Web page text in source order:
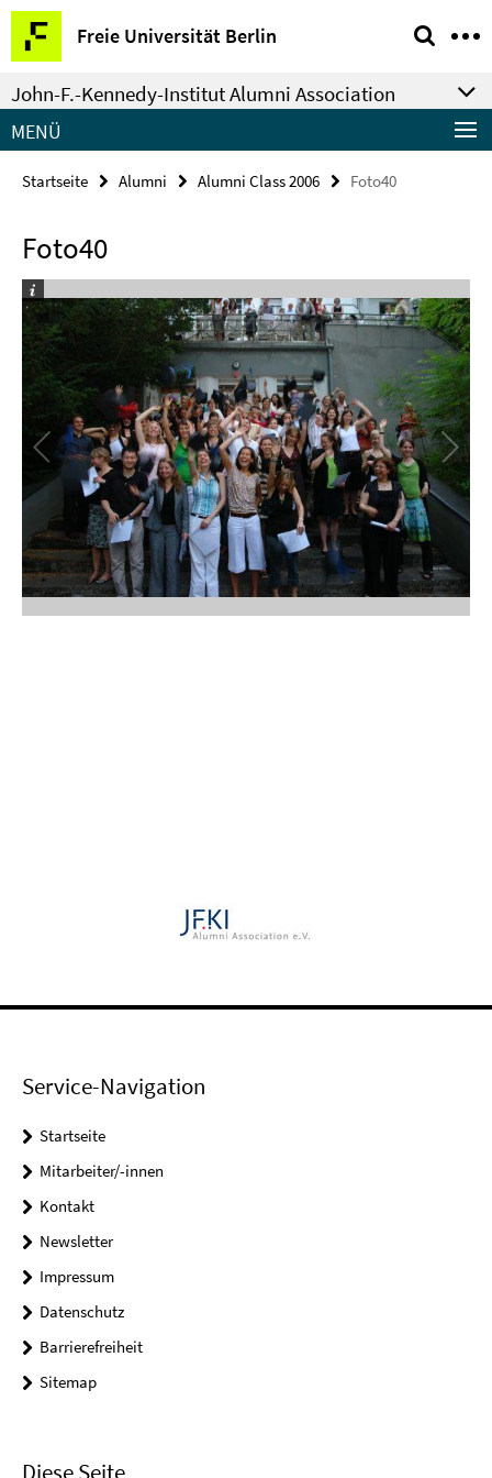
Springe
direkt
zu
Inhalt
Freie Universität Berlin
Service-
Navigation
John-F.-Kennedy-Institut Alumni Association
MENÜ
Startseite Alumni Alumni Class 2006 Foto40
Foto40
Service-Navigation
Startseite
Mitarbeiter/-innen
Kontakt
Newsletter
Impressum
Datenschutz
Barrierefreiheit
Sitemap